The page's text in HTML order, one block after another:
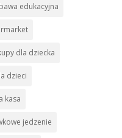
edukacyjna
dla dziecka
dzieci
kasa
jedzenie